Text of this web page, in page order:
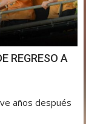
REGRESO A
años después